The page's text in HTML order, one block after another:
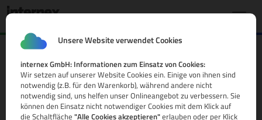
Unsere Website verwendet Cookies
internex GmbH: Informationen zum Einsatz von Cookies:
Wir setzen auf unserer Website Cookies ein. Einige von ihnen sind
notwendig (z.B. für den Warenkorb), während andere nicht
notwendig sind, uns helfen unser Onlineangebot zu verbessern. Sie
können den Einsatz nicht notwendiger Cookies mit dem Klick auf
die Schaltfläche "Alle Cookies akzeptieren"erlauben oder per Klick
.fund Domain
Alle Infos